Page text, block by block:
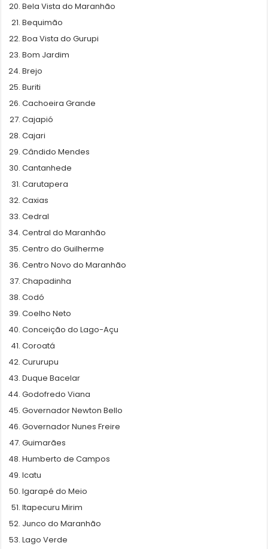
Bela Vista do Maranhão
Bequimão
Boa Vista do Gurupi
Bom Jardim
Brejo
Buriti
Cachoeira Grande
Cajapió
Cajari
Cândido Mendes
Cantanhede
Carutapera
Caxias
Cedral
Central do Maranhão
Centro do Guilherme
Centro Novo do Maranhão
Chapadinha
Codó
Coelho Neto
Conceição do Lago-Açu
Coroatá
Cururupu
Duque Bacelar
Godofredo Viana
Governador Newton Bello
Governador Nunes Freire
Guimarães
Humberto de Campos
Icatu
Igarapé do Meio
Itapecuru Mirim
Junco do Maranhão
Lago Verde